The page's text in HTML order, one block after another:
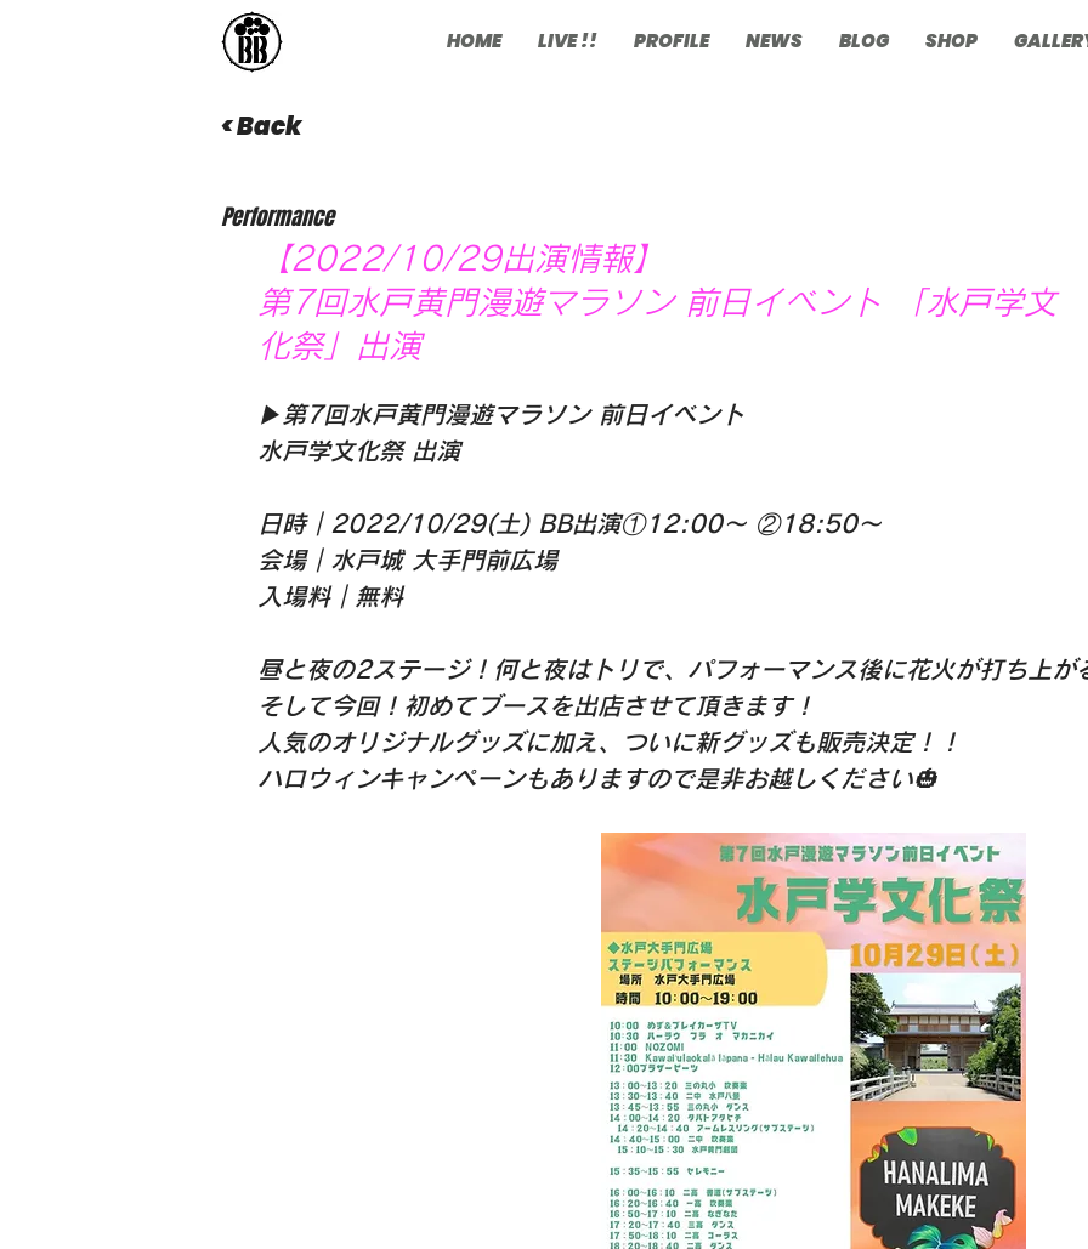
HOME LIVE !! PROFILE NEWS BLOG SHOP
< Back
Performance
【2022/10/29出演情報】
第7回水戸黄門漫遊マラソン 前日イベント 「水戸学文
化祭」出演
▶︎第7回水戸黄門漫遊マラソン 前日イベント
水戸学文化祭 出演
日時｜2022/10/29(土) BB出演①12:00〜 ②18:50〜
会場｜水戸城 大手門前広場
入場料｜無料
昼と夜の2ステージ！何と夜はトリで、パフォーマンス後に花火が打ち上が
そして今回！初めてブースを出店させて頂きます！
人気のオリジナルグッズに加え、ついに新グッズも販売決定！！
ハロウィンキャンペーンもありますので是非お越しください🎃